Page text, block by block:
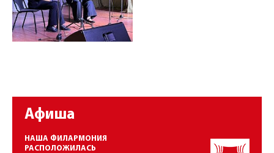
Афиша
НАША ФИЛАРМОНИЯ
РАСПОЛОЖИЛАСЬ